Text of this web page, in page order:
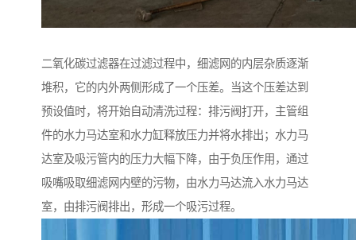
二氧化碳过滤器在过滤过程中，细滤网的内层杂质逐渐
堆积，它的内外两侧形成了一个压差。当这个压差达到
预设值时，将开始自动清洗过程：排污阀打开，主管组
件的水力马达室和水力缸释放压力并将水排出；水力马
达室及吸污管内的压力大幅下降，由于负压作用，通过
吸嘴吸取细滤网内壁的污物，由水力马达流入水力马达
室，由排污阀排出，形成一个吸污过程。